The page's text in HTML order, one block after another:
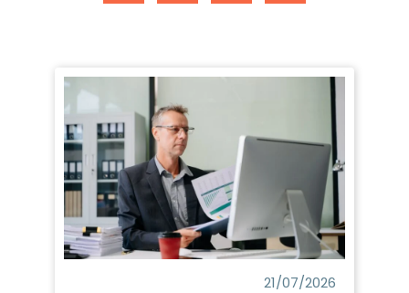
21/07/2026